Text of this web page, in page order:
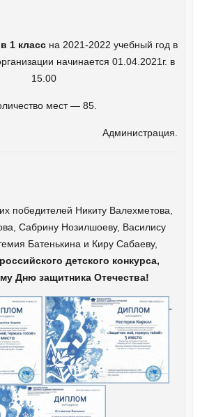
1 классна 2021-2022 учебный год в
начинается 01.04.2021г. в
15.00
мест — 85.
Администрация.
победителей Никиту Валехметова,
Сабрину Нозилшоеву, Василису
Батенькина и Киру Сабаеву,
детского конкурса,
Дню защитника Отечества!